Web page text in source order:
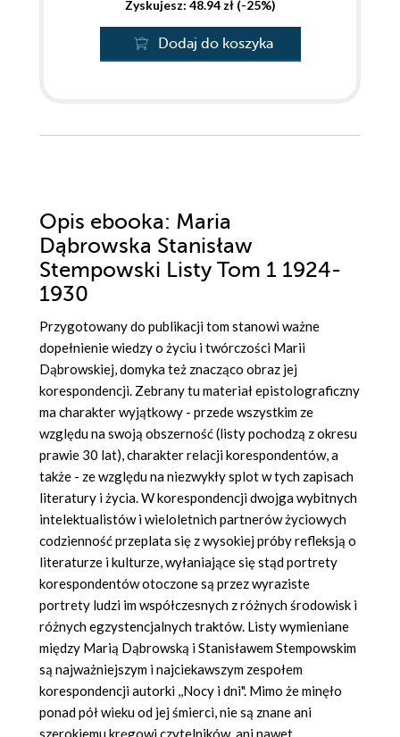
Zyskujesz: 48.94 zł (-25%)
Dodaj do koszyka
Opis ebooka: Maria
Dąbrowska Stanisław
Stempowski Listy Tom 1 1924-
1930
Przygotowany do publikacji tom stanowi ważne
dopełnienie wiedzy o życiu i twórczości Marii
Dąbrowskiej, domyka też znacząco obraz jej
korespondencji. Zebrany tu materiał epistolograficzny
ma charakter wyjątkowy - przede wszystkim ze
względu na swoją obszerność (listy pochodzą z okresu
prawie 30 lat), charakter relacji korespondentów, a
także - ze względu na niezwykły splot w tych zapisach
literatury i życia. W korespondencji dwojga wybitnych
intelektualistów i wieloletnich partnerów życiowych
codzienność przeplata się z wysokiej próby refleksją o
literaturze i kulturze, wyłaniające się stąd portrety
korespondentów otoczone są przez wyraziste
portrety ludzi im współczesnych z różnych środowisk i
różnych egzystencjalnych traktów. Listy wymieniane
między Marią Dąbrowską i Stanisławem Stempowskim
są najważniejszym i najciekawszym zespołem
korespondencji autorki ,,Nocy i dni". Mimo że minęło
ponad pół wieku od jej śmierci, nie są znane ani
szerokiemu kręgowi czytelników, ani nawet